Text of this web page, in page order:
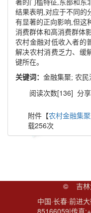
著的门槛特征,东部和东
结果表明,对应于不同的
有显著的正向影响,但这
消费群体和高消费群体
农村金融对低收入者的
解决农村消费乏力、缓
键所在。
关键词： 金融集聚; 农民
阅读次数[136] 分享
附件【农村金融集
载256次
©
吉
中国·长春·前进